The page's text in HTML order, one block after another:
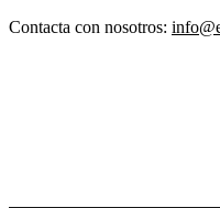
Contacta con nosotros: